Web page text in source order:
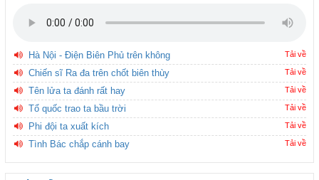
Hà Nội - Điện Biên Phủ trên không Tải về
Chiến sĩ Ra đa trên chốt biên thùy Tải về
Tên lửa ta đánh rất hay Tải về
Tổ quốc trao ta bầu trời Tải về
Phi đội ta xuất kích Tải về
Tình Bác chắp cánh bay Tải về